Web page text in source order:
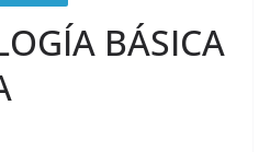
BÁSICA